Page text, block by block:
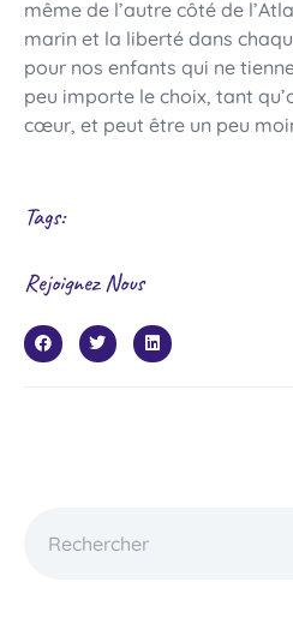
même de l’autre côté de
marin et la liberté dans
pour nos enfants qui ne
peu importe le choix, tant
cœur, et peut être un peu
Tags:
Rejoignez Nous